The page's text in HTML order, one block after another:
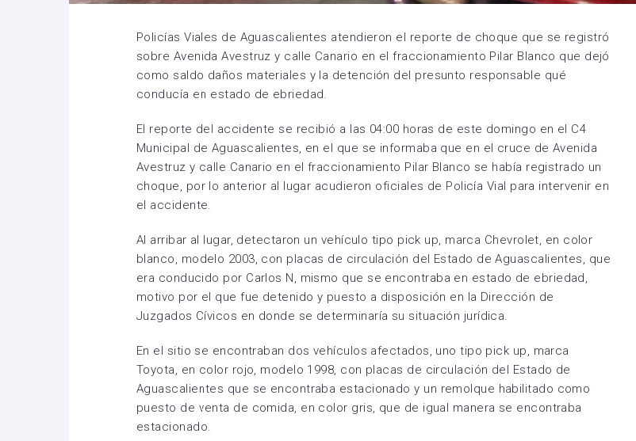
Policías Viales de Aguascalientes atendieron el reporte de choque que se registró
sobre Avenida Avestruz y calle Canario en el fraccionamiento Pilar Blanco que dejó
como saldo daños materiales y la detención del presunto responsable qué
conducía en estado de ebriedad.
El reporte del accidente se recibió a las 04:00 horas de este domingo en el C4
Municipal de Aguascalientes, en el que se informaba que en el cruce de Avenida
Avestruz y calle Canario en el fraccionamiento Pilar Blanco se había registrado un
choque, por lo anterior al lugar acudieron oficiales de Policía Vial para intervenir en
el accidente.
Al arribar al lugar, detectaron un vehículo tipo pick up, marca Chevrolet, en color
blanco, modelo 2003, con placas de circulación del Estado de Aguascalientes, que
era conducido por Carlos N, mismo que se encontraba en estado de ebriedad,
motivo por el que fue detenido y puesto a disposición en la Dirección de
Juzgados Cívicos en donde se determinaría su situación jurídica.
En el sitio se encontraban dos vehículos afectados, uno tipo pick up, marca
Toyota, en color rojo, modelo 1998, con placas de circulación del Estado de
Aguascalientes que se encontraba estacionado y un remolque habilitado como
puesto de venta de comida, en color gris, que de igual manera se encontraba
estacionado.